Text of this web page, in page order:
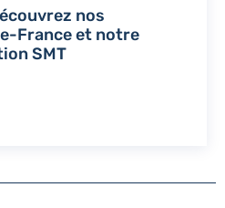
nos
France et notre
SMT